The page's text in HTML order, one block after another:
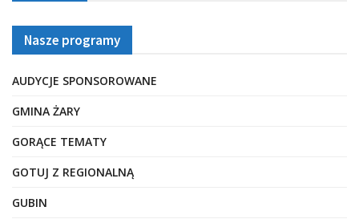
Nasze programy
AUDYCJE SPONSOROWANE
GMINA ŻARY
GORĄCE TEMATY
GOTUJ Z REGIONALNĄ
GUBIN